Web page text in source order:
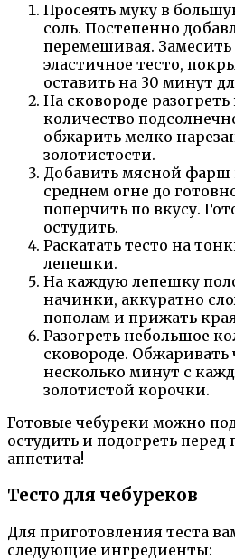
Просеять муку в
соль. Постепенно
перемешивая. Замесить
эластичное тесто,
оставить на 30 минут
На сковороде
количество
обжарить мелко
золотистости.
Добавить мясной фарш
среднем огне до
поперчить по вкусу.
остудить.
Раскатать тесто на
лепешки.
На каждую лепешку
начинки, аккуратно
пополам и прижать
Разогреть небольшое
сковороде. Обжаривать
несколько минут с
золотистой корочки.
Готовые чебуреки можно
остудить и подогреть
аппетита!
Тесто для чебуреков
Для приготовления теста
следующие ингредиенты: